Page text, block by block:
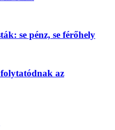
se pénz, se férőhely
az